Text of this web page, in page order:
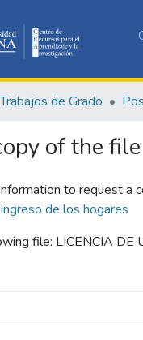
de Grado
of the file
to request a
de los hogares
file: LICENCIA DE